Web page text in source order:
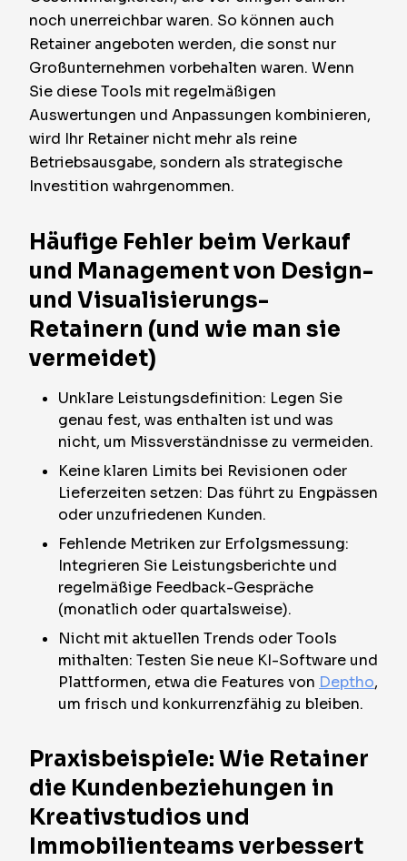
noch unerreichbar waren. So können auch
Retainer angeboten werden, die sonst nur
Großunternehmen vorbehalten waren. Wenn
Sie diese Tools mit regelmäßigen
Auswertungen und Anpassungen kombinieren,
wird Ihr Retainer nicht mehr als reine
Betriebsausgabe, sondern als strategische
Investition wahrgenommen.
Häufige Fehler beim Verkauf
und Management von Design-
und Visualisierungs-
Retainern (und wie man sie
vermeidet)
Unklare Leistungsdefinition: Legen Sie
genau fest, was enthalten ist und was
nicht, um Missverständnisse zu vermeiden.
Keine klaren Limits bei Revisionen oder
Lieferzeiten setzen: Das führt zu Engpässen
oder unzufriedenen Kunden.
Fehlende Metriken zur Erfolgsmessung:
Integrieren Sie Leistungsberichte und
regelmäßige Feedback-Gespräche
(monatlich oder quartalsweise).
Nicht mit aktuellen Trends oder Tools
mithalten: Testen Sie neue KI-Software und
Plattformen, etwa die Features von Deptho,
um frisch und konkurrenzfähig zu bleiben.
Praxisbeispiele: Wie Retainer
die Kundenbeziehungen in
Kreativstudios und
Immobilienteams verbessert